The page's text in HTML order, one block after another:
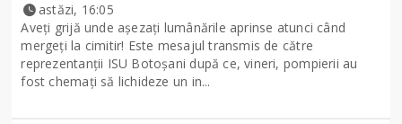
astăzi, 16:05
Aveți grijă unde așezați lumânările aprinse atunci când
mergeți la cimitir! Este mesajul transmis de către
reprezentanții ISU Botoșani după ce, vineri, pompierii au
fost chemați să lichideze un in...